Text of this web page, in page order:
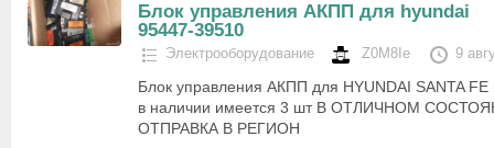
Блок управления АКПП для hyundai
95447-39510
Электрооборудование Z0M8Ie 9
Блок управления АКПП для HYUNDAI SANTA
в наличии имеется 3 шт В ОТЛИЧНОМ
ОТПРАВКА В РЕГИОН